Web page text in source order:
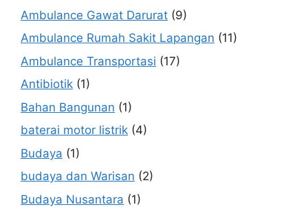
Ambulance Gawat Darurat (9)
Ambulance Rumah Sakit Lapangan (11)
Ambulance Transportasi (17)
Antibiotik (1)
Bahan Bangunan (1)
baterai motor listrik (4)
Budaya (1)
budaya dan Warisan (2)
Budaya Nusantara (1)